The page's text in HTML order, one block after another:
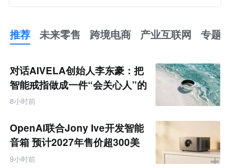
推荐 未来零售 跨境电商 产业互联网 专题
来
零
售
跨
境
产
业
互
联
网
对话AIVELA创始人李东豪：把
智能戒指做成一件“会关心人”的
饰品
8小时前
OpenAI联合Jony Ive开发智能
音箱 预计2027年售价超300美
元
9小时前